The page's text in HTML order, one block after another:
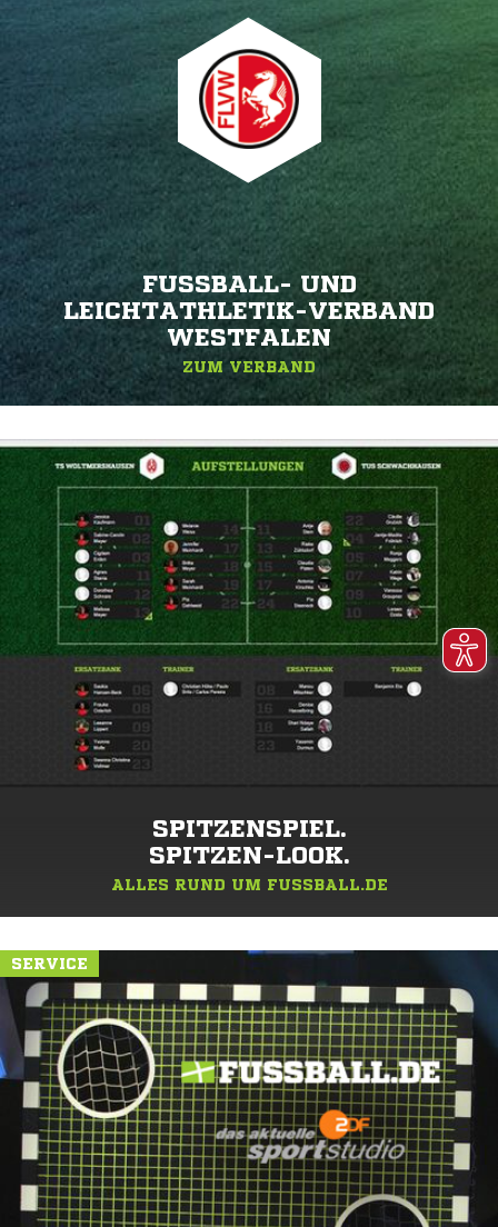
FUSSBALL- UND L
EICHTATHLETIK-VERBAND W
ESTFALEN
ZUM VERBAND
SPITZENSPIEL.
SPITZEN-LOOK.
ALLES RUND UM FUSSBALL.DE
SERVICE